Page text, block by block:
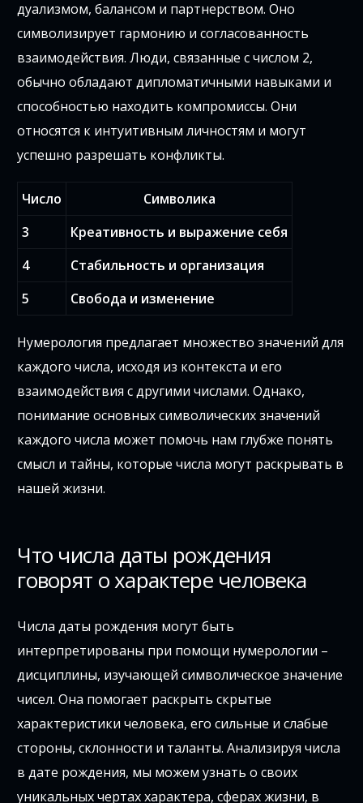
дуализмом, балансом и партнерством. Оно
символизирует гармонию и согласованность
взаимодействия. Люди, связанные с числом 2,
обычно обладают дипломатичными навыками и
способностью находить компромиссы. Они
относятся к интуитивным личностям и могут
успешно разрешать конфликты.
Число
Символика
3
Креативность и выражение себя
4
Стабильность и организация
5
Свобода и изменение
Нумерология предлагает множество значений для
каждого числа, исходя из контекста и его
взаимодействия с другими числами. Однако,
понимание основных символических значений
каждого числа может помочь нам глубже понять
смысл и тайны, которые числа могут раскрывать в
нашей жизни.
Что числа даты рождения
говорят о характере человека
Числа даты рождения могут быть
интерпретированы при помощи нумерологии –
дисциплины, изучающей символическое значение
чисел. Она помогает раскрыть скрытые
характеристики человека, его сильные и слабые
стороны, склонности и таланты. Анализируя числа
в дате рождения, мы можем узнать о своих
уникальных чертах характера, сферах жизни, в